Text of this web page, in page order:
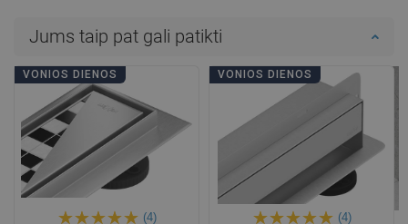
Jums taip pat gali patikti
VONIOS DIENOS
(4)
VONIOS DIENOS
(4)